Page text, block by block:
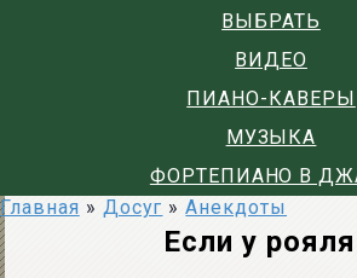
ВЫБРАТЬ
ВИДЕО
ПИАНО-КАВЕРЫ
МУЗЫКА
ФОРТЕПИАНО В
Главная » Досуг » Анекдоты
Если у